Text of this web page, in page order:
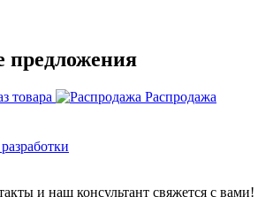
предложения
товара Распродажа
и наш консультант свяжется с вами!